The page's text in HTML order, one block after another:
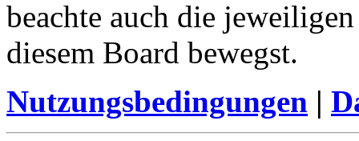
beachte auch die
diesem Board bewegst.
Nutzungsbedingungen |